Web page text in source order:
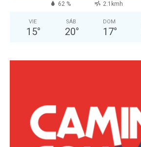
62 % 2.1kmh
VIE
15°
SÁB
20°
DOM
17°